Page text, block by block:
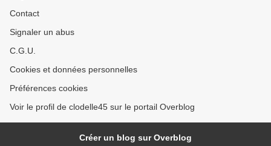
Contact
Signaler un abus
C.G.U.
Cookies et données personnelles
Préférences cookies
Voir le profil de clodelle45 sur le portail Overblog
Créer un blog sur Overblog